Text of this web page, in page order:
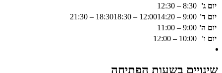
יום ג' 8:30 – 12:30
יום ד' 9:00 – 12:00
14:20 – 18:30
18:30 – 21:30
יום ה' 9:00 – 11:00
יום ו'
10:00 – 12:00
שינויים בשעות הפתיחה